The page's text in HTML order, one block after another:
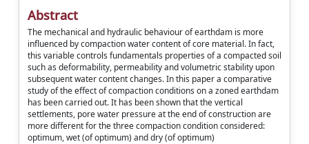
Abstract
The mechanical and hydraulic behaviour of earthdam is more
influenced by compaction water content of core material. In fact,
this variable controls fundamentals properties of a compacted soil
such as deformability, permeability and volumetric stability upon
subsequent water content changes. In this paper a comparative
study of the effect of compaction conditions on a zoned earthdam
has been carried out. It has been shown that the vertical
settlements, pore water pressure at the end of construction are
more different for the three compaction condition considered:
optimum, wet (of optimum) and dry (of optimum)